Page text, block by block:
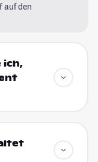
auf den
ich,